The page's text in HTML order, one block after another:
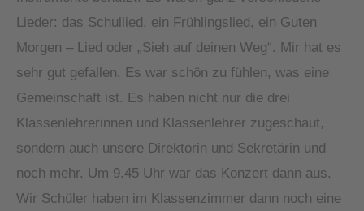
Lieder: das Schullied, ein Frühlingslied, ein Guten
Morgen – Lied oder „Sieh auf deinen Weg“. Mir hat es
sehr gut gefallen. Es war schön zu fühlen, was eine
Gemeinschaft ist. Es haben nicht nur die drei
Klassenlehrerinnen und Klassenlehrer zugeschaut,
sondern auch unsere Direktorin und Sekretärin und
noch mehr. Um 9.45 Uhr war das Konzert dann aus.
Wir Schüler haben im Klassenzimmer dann noch eine